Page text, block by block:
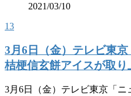
2021/03/10
13
3月6日（金）テレビ東
桔梗信玄餅アイスが取り
3月6日（金）テレビ東京「